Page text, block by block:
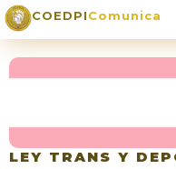
COEDPIComunica
LEY TRANS Y